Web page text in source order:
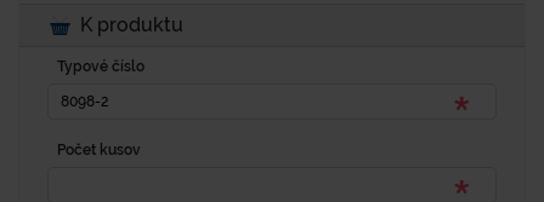
K produktu
Typové číslo
Počet kusov